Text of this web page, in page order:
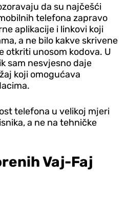
da su najčešći
telefona zapravo
aplikacije i linkovi koji
a ne bilo kakve skrivene
otkriti unosom kodova. U
sam nesvjesno daje
koji omogućava
telefona u velikoj mjeri
a ne na tehničke
Vaj-Faj